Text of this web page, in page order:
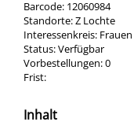
Barcode: 12060984
Standorte:Z Lochte
Interessenkreis: Frauen
Status:Verfügbar
Vorbestellungen:0
Frist:
Inhalt